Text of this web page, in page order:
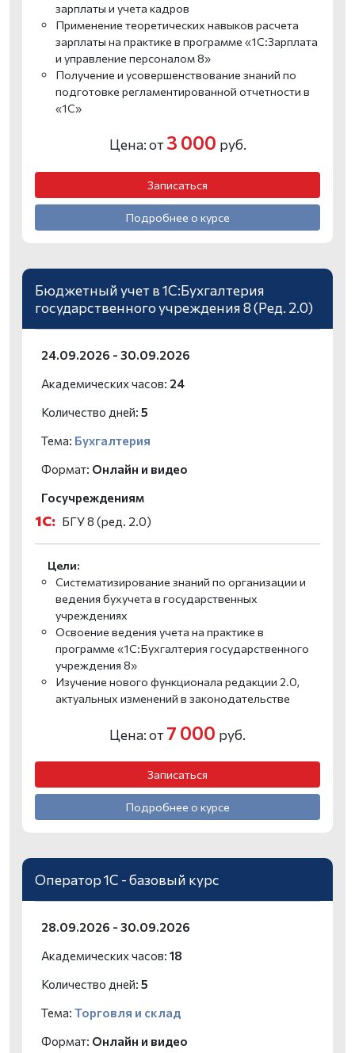
зарплаты и учета кадров
Применение теоретических навыков расчета
зарплаты на практике в программе «1С:Зарплата
и управление персоналом 8»
Получение и усовершенствование знаний по
подготовке регламентированной отчетности в
«1С»
Цена: от3 000 руб.
Записаться
Подробнее о курсе
Бюджетный учет в 1C:Бухгалтерия
государственного учреждения 8 (Ред. 2.0)
24.09.2026 - 30.09.2026
Академических часов: 24
Количество дней: 5
Тема: Бухгалтерия
Формат: Онлайн и видео
Госучреждениям
1С: БГУ 8 (ред. 2.0)
Цели:
Систематизирование знаний по организации и
ведения бухучета в государственных
учреждениях
Освоение ведения учета на практике в
программе «1C:Бухгалтерия государственного
учреждения 8»
Изучение нового функционала редакции 2.0,
актуальных изменений в законодательстве
Цена: от7 000 руб.
Записаться
Подробнее о курсе
Оператор 1С - базовый курс
28.09.2026 - 30.09.2026
Академических часов: 18
Количество дней: 5
Тема: Торговля и склад
Формат: Онлайн и видео